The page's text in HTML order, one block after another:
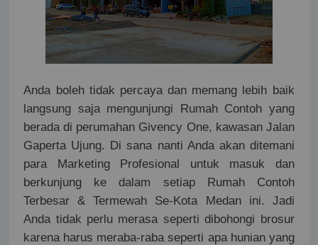
Anda boleh tidak percaya dan memang lebih baik
langsung saja mengunjungi Rumah Contoh yang
berada di perumahan Givency One, kawasan Jalan
Gaperta Ujung. Di sana nanti Anda akan ditemani
para Marketing Profesional untuk masuk dan
berkunjung ke dalam setiap Rumah Contoh
Terbesar & Termewah Se-Kota Medan ini. Jadi
Anda tidak perlu merasa seperti dibohongi brosur
karena harus meraba-raba seperti apa hunian yang